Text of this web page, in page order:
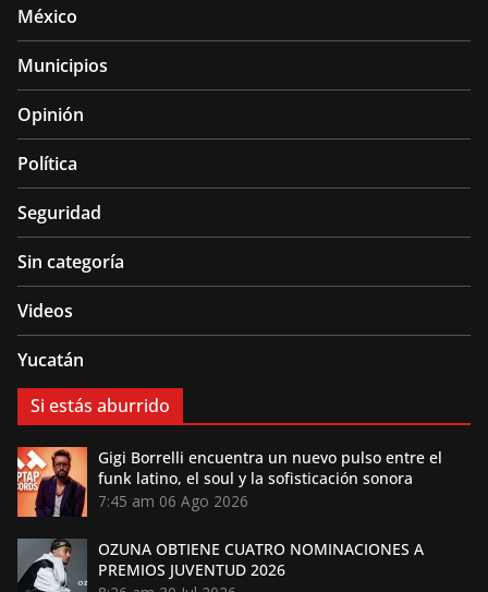
México
Municipios
Opinión
Política
Seguridad
Sin categoría
Videos
Yucatán
Si estás aburrido
Gigi Borrelli encuentra un nuevo pulso entre el
funk latino, el soul y la sofisticación sonora
7:45 am 06 Ago 2026
OZUNA OBTIENE CUATRO NOMINACIONES A
PREMIOS JUVENTUD 2026